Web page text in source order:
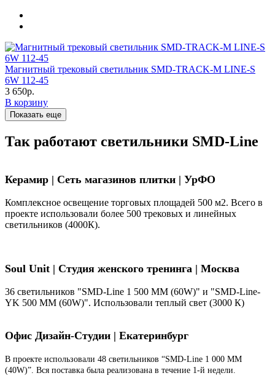
Магнитный трековый светильник SMD-TRACK-M LINE-S
6W 112-45
3 650р.
В корзину
Показать еще
Так работают светильники SMD-Line
Керамир | Сеть магазинов плитки | УрФО
Комплексное освещение торговых площадей 500 м2. Всего в
проекте использовали более 500 трековых и линейных
светильников (4000К).
Soul Unit | Студия женского тренинга | Москва
36 светильников "SMD-Line 1 500 ММ (60W)" и "SMD-Line-
YK 500 ММ (60W)". Использовали теплый свет (3000 К)
Офис Дизайн-Студии | Екатеринбург
В проекте использовали 48 светильников “SMD-Line 1 000 ММ
(40W)”. Вся поставка была реализована в течение 1-й недели.